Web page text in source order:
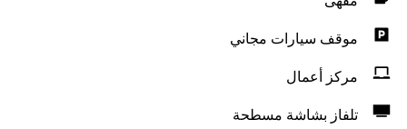
موقف سيارات مجاني
مركز أعمال
تلفاز بشاشة مسطحة